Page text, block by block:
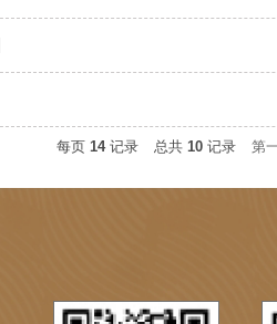
每页 14记录 总共 10 记录 第